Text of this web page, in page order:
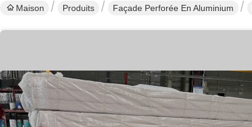
Maison Produits Façade Perforée En Aluminium